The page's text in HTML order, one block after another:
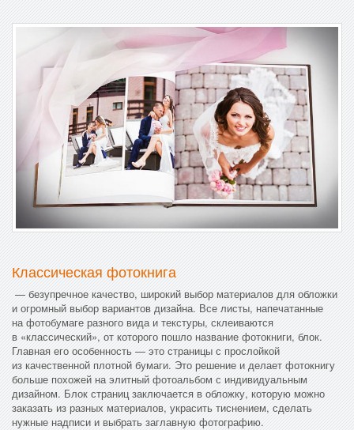
Классическая фотокнига
— безупречное качество, широкий выбор материалов для обложки
и огромный выбор вариантов дизайна. Все листы, напечатанные
на фотобумаге разного вида и текстуры, склеиваются
в «классический», от которого пошло название фотокниги, блок.
Главная его особенность — это страницы с прослойкой
из качественной плотной бумаги. Это решение и делает фотокнигу
больше похожей на элитный фотоальбом с индивидуальным
дизайном. Блок страниц заключается в обложку, которую можно
заказать из разных материалов, украсить тиснением, сделать
нужные надписи и выбрать заглавную фотографию.